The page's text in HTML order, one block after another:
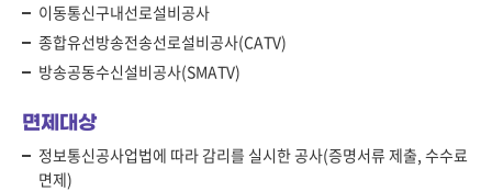
이동통신구내선로설비공사
종합유선방송전송선로설비공사(CATV)
방송공동수신설비공사(SMATV)
면제대상
정보통신공사업법에 따라 감리를 실시한 공사(증명서류 제출, 수수료
면제)